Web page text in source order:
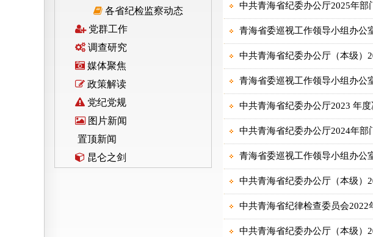
各省纪检监察动态
党群工作
调查研究
媒体聚焦
政策解读
党纪党规
图片新闻
置顶新闻
昆仑之剑